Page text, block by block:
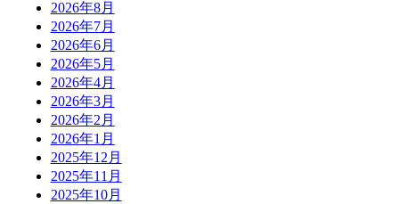
2026年8月
2026年7月
2026年6月
2026年5月
2026年4月
2026年3月
2026年2月
2026年1月
2025年12月
2025年11月
2025年10月